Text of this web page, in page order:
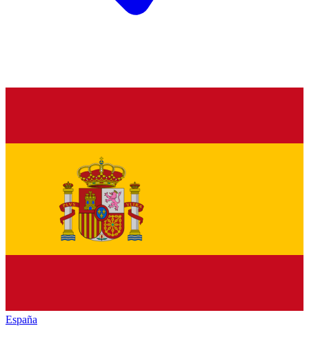
España